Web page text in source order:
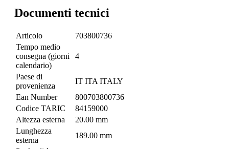
Documenti tecnici
Articolo
703800736
Tempo medio
consegna (giorni
calendario)
4
Paese di
provenienza
IT ITA ITALY
Ean Number
800703800736
Codice TARIC
84159000
Altezza esterna
20.00 mm
Lunghezza
esterna
189.00 mm